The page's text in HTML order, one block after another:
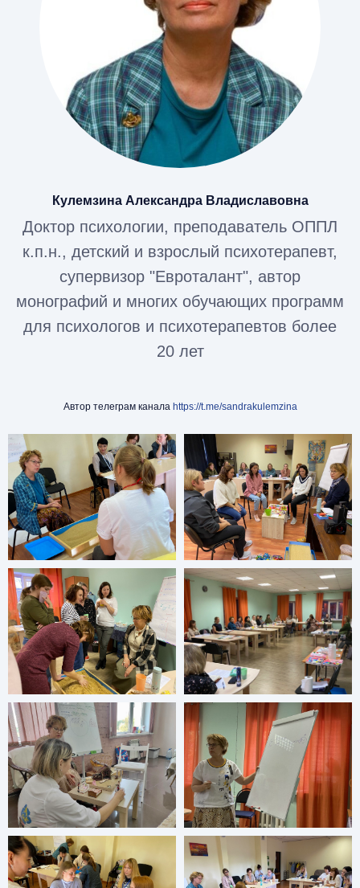
материал и список литературы.
Удостоверение о повышении
квалификации установленного образца на
180ч с внесением данных в ФИС ФРДО
Хочу на курс!
Кулемзина Александра Владиславовна
Доктор психологии, преподаватель ОППЛ
к.п.н., детский и взрослый психотерапевт,
супервизор "Евроталант", автор
монографий и многих обучающих программ
для психологов и психотерапевтов более
20 лет
Автор телеграм канала https://t.me/sandrakulemzina